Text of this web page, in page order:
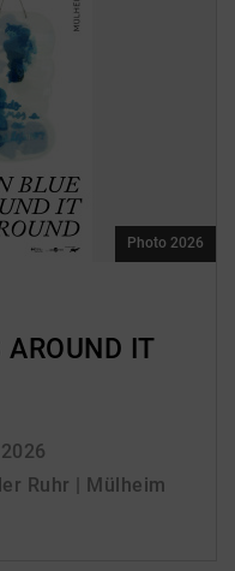
AROUND IT
Ruhr | Mülheim
Photo 2026